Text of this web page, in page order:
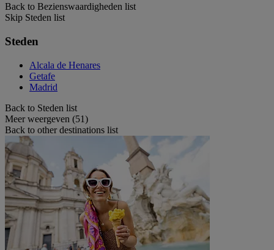
Back to Bezienswaardigheden list
Skip Steden list
Steden
Alcala de Henares
Getafe
Madrid
Back to Steden list
Meer weergeven (51)
Back to other destinations list